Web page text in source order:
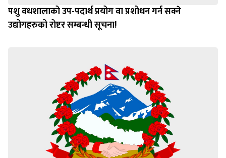
पशु वधशालाको उप-पदार्थ प्रयोग वा प्रशोधन गर्न सक्ने
उद्योगहरुको रोष्टर सम्बन्धी सूचना!